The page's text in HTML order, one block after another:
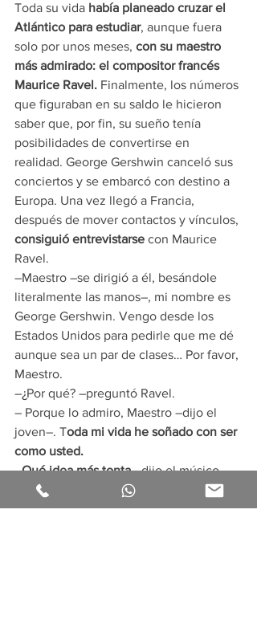
Toda su vida había planeado cruzar el
Atlántico para estudiar, aunque fuera
solo por unos meses, con su maestro
más admirado: el compositor francés
Maurice Ravel. Finalmente, los números
que figuraban en su saldo le hicieron
saber que, por fin, su sueño tenía
posibilidades de convertirse en
realidad. George Gershwin canceló sus
conciertos y se embarcó con destino a
Europa. Una vez llegó a Francia,
después de mover contactos y vínculos,
consiguió entrevistarse con Maurice
Ravel.
–Maestro –se dirigió a él, besándole
literalmente las manos–, mi nombre es
George Gershwin. Vengo desde los
Estados Unidos para pedirle que me dé
aunque sea un par de clases… Por favor,
Maestro.
–¿Por qué? –preguntó Ravel.
– Porque lo admiro, Maestro –dijo el
joven–. Toda mi vida he soñado con ser
como usted.
–Qué idea más tonta –dijo el músico
francés–. ¡
Por qué quieres conformarte
con ser un Ravel mediocre, si puedes